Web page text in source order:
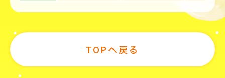
TOPへ戻る